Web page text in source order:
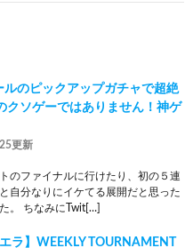
ルのピックアップガチャで超絶
クソゲーではありません！神ゲ
更新
のファイナルに行けたり、初の５連
自分なりにイケてる展開だと思った
。 ちなみにTwit[…]
ラ】WEEKLY TOURNAMENT